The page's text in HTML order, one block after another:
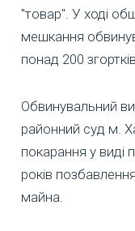
"товар". У ході
мешкання
понад 200
Обвинувальний
районний суд м.
покарання у виді
років
майна.